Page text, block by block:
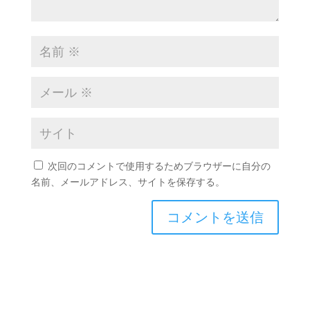
次回のコメントで使用するためブラウザーに自分の
名前、メールアドレス、サイトを保存する。